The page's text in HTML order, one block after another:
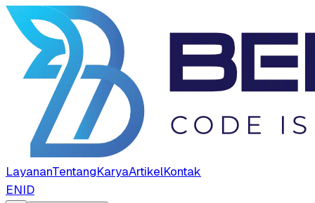
LayananTentangKaryaArtikelKontak
ENID